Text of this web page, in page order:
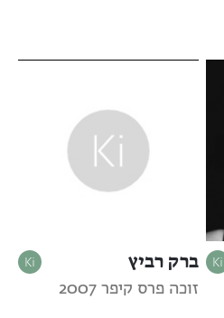
ברק רביץ
זוכה פרס קיפר 2007